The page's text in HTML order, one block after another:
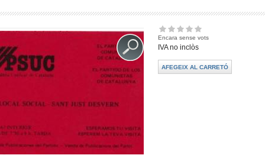
Encara sense vots
IVA no inclòs